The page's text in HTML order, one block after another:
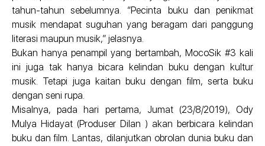
tahun-tahun sebelumnya. “Pecinta buku dan penikmat
musik mendapat suguhan yang beragam dari panggung
literasi maupun musik,” jelasnya.
Bukan hanya penampil yang bertambah, MocoSik #3 kali
ini juga tak hanya bicara kelindan buku dengan kultur
musik. Tetapi juga kaitan buku dengan film, serta buku
dengan seni rupa.
Misalnya, pada hari pertama, Jumat (23/8/2019), Ody
Mulya Hidayat (Produser Dilan ) akan berbicara kelindan
buku dan film. Lantas, dilanjutkan obrolan dunia buku dan